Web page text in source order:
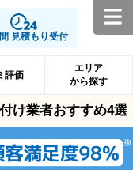
見積もり受付
評価
エリア
から探す
け業者おすすめ4選